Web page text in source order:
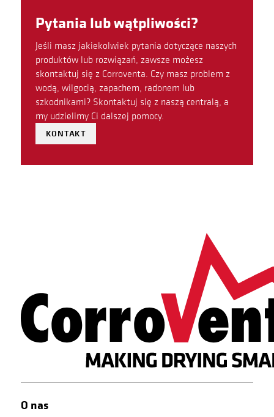
Pytania lub wątpliwości?
Jeśli masz jakiekolwiek pytania dotyczące naszych
produktów lub rozwiązań, zawsze możesz
skontaktuj się z Corroventa. Czy masz problem z
wodą, wilgocią, zapachem, radonem lub
szkodnikami? Skontaktuj się z naszą centralą, a
my udzielimy Ci dalszej pomocy.
KONTAKT
O nas